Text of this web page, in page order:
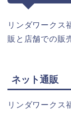
リンダワークス
販と店舗での販
ネット通販
リンダワークス